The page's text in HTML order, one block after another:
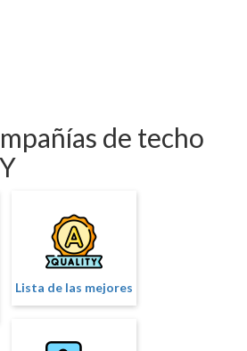
de techo
Lista de las mejores